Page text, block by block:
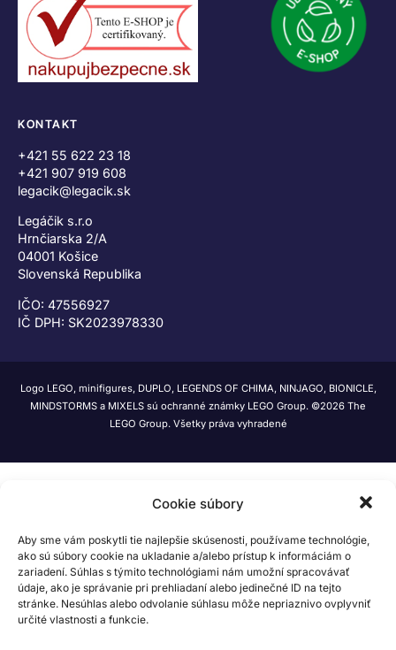
Cookie súbory
Aby sme vám poskytli tie najlepšie skúsenosti, používame technológie,
ako sú súbory cookie na ukladanie a/alebo prístup k informáciám o
zariadení. Súhlas s týmito technológiami nám umožní spracovávať
údaje, ako je správanie pri prehliadaní alebo jedinečné ID na tejto
stránke. Nesúhlas alebo odvolanie súhlasu môže nepriaznivo ovplyvniť
určité vlastnosti a funkcie.
KONTAKT
+421 55 622 23 18
+421 907 919 608
legacik@legacik.sk
Legáčik s.r.o
Hrnčiarska 2/A
04001 Košice
Slovenská Republika
IČO: 47556927
IČ DPH: SK2023978330
Logo LEGO, minifigures, DUPLO, LEGENDS OF CHIMA, NINJAGO, BIONICLE,
MINDSTORMS a MIXELS sú ochranné známky LEGO Group. ©2026 The
LEGO Group. Všetky práva vyhradené